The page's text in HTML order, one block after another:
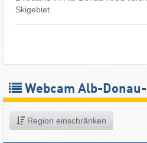
Skigebiet.
Webcam Alb-
Region einschränken